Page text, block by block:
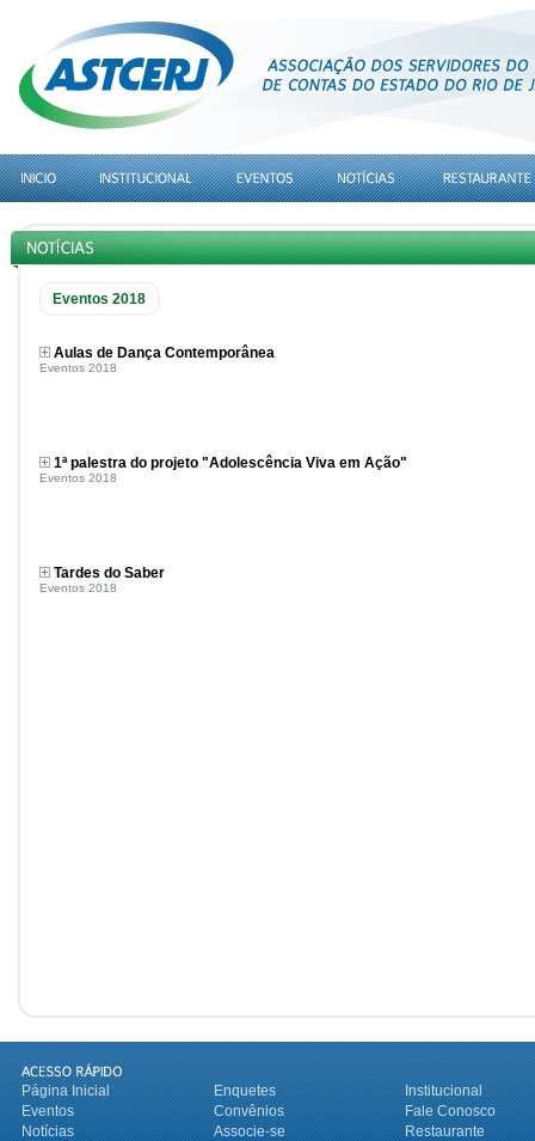
Eventos 2018
Aulas de Dança Contemporânea
Eventos 2018
1ª palestra do projeto "Adolescência Viva em Ação"
Eventos 2018
Tardes do Saber
Eventos 2018
Página Inicial Enquetes
Institucional
Eventos
Convênios
Fale Conosco
Notícias
Associe-se
Restaurante